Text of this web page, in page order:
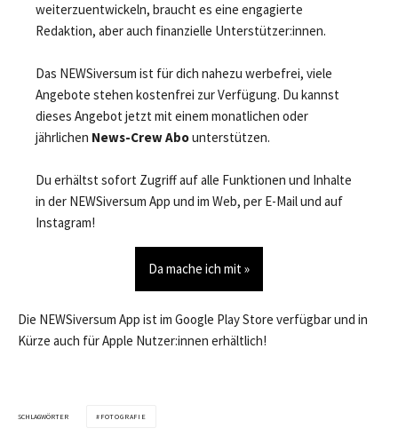
weiterzuentwickeln, braucht es eine engagierte
Redaktion, aber auch finanzielle Unterstützer:innen.
Das NEWSiversum ist für dich nahezu werbefrei, viele
Angebote stehen kostenfrei zur Verfügung. Du kannst
dieses Angebot jetzt mit einem monatlichen oder
jährlichen News-Crew Abounterstützen.
Du erhältst sofort Zugriff auf alle Funktionen und Inhalte
in der NEWSiversum App und im Web, per E-Mail und auf
Instagram!
Da mache ich mit »
Die NEWSiversum App ist im Google Play Store verfügbar und in
Kürze auch für Apple Nutzer:innen erhältlich!
SCHLAGWÖRTER FOTOGRAFIE